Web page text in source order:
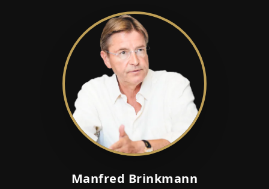
Manfred Brinkmann